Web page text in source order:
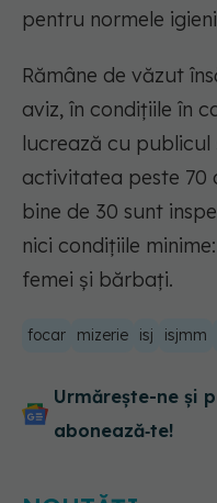
pentru normele
Rămâne de văzut
aviz, în condițiile în
lucrează cu publicul
activitatea peste 70
bine de 30 sunt
nici condiţiile
femei și bărbați.
focar mizerie isj isjmm
Urmărește-ne și
abonează‑te!